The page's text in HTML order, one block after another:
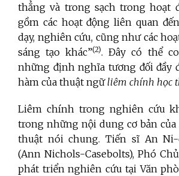
thẳng và trong sạch trong hoạt
gồm các hoạt động liên quan
dạy, nghiên cứu, cũng như các
sáng tạo khác”(2). Đây có thể
những định nghĩa tương đối đầy
hàm của thuật ngữ liêm chính học
Liêm chính trong nghiên cứu
trong những nội dung cơ bản
thuật nói chung. Tiến sĩ An Ni-
(Ann Nichols-Casebolts), Phó
phát triển nghiên cứu tại Văn